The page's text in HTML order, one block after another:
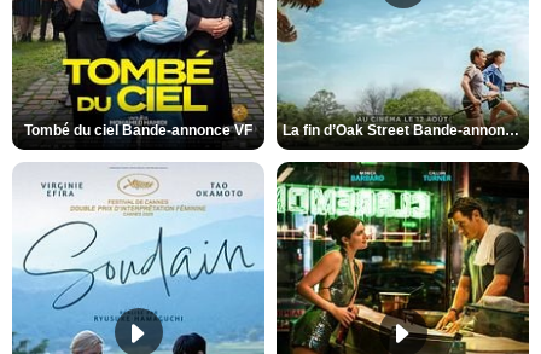
Tombé du ciel Bande-annonce VF La fin d’Oak Street Bande-annonce VO STFR